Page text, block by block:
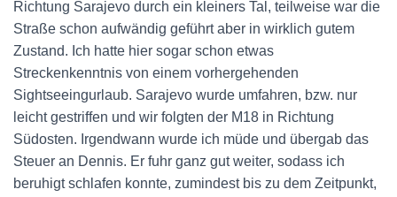
Richtung Sarajevo durch ein kleiners Tal, teilweise war die
Straße schon aufwändig geführt aber in wirklich gutem
Zustand. Ich hatte hier sogar schon etwas
Streckenkenntnis von einem vorhergehenden
Sightseeingurlaub. Sarajevo wurde umfahren, bzw. nur
leicht gestriffen und wir folgten der M18 in Richtung
Südosten. Irgendwann wurde ich müde und übergab das
Steuer an Dennis. Er fuhr ganz gut weiter, sodass ich
beruhigt schlafen konnte, zumindest bis zu dem Zeitpunkt,